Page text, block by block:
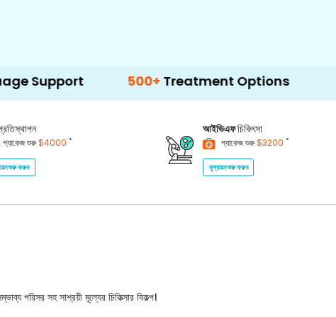
500+ Treatment Options
প্যাকেজ শুরু$4000 *
শুরু করুন
আইভিএফচিকিৎসা
প্যাকেজ শুরু$3200 *
মূল্যায়ন শুরু করুন
পরিসর সহ সাশ্রয়ী মূল্যের চিকিত্সার বিকল্প।